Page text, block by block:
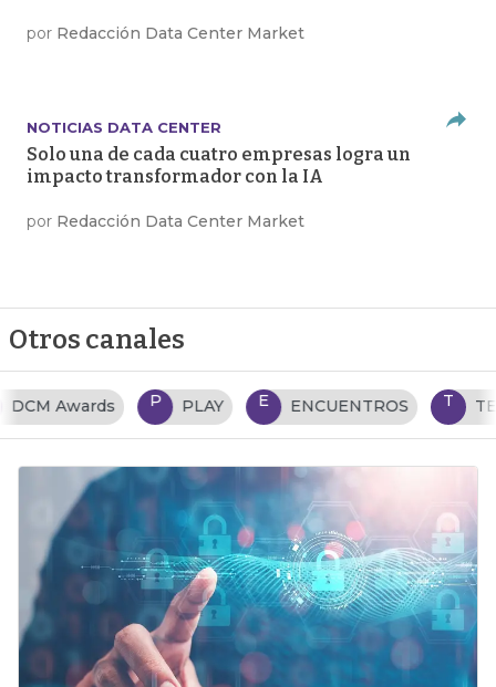
por Redacción Data Center Market
NOTICIAS DATA CENTER
Solo una de cada cuatro empresas logra un
impacto transformador con la IA
por Redacción Data Center Market
Otros canales
P PLAY E ENCUENTROS T TENDENCIAS TI